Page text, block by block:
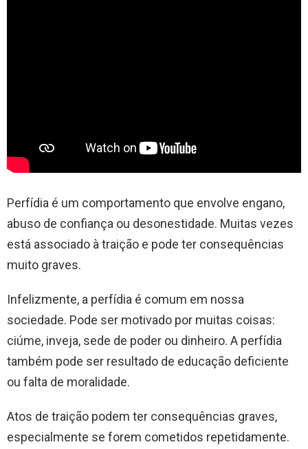
Perfídia é um comportamento que envolve engano,
abuso de confiança ou desonestidade. Muitas vezes
está associado à traição e pode ter consequências
muito graves.
Infelizmente, a perfídia é comum em nossa
sociedade. Pode ser motivado por muitas coisas:
ciúme, inveja, sede de poder ou dinheiro. A perfídia
também pode ser resultado de educação deficiente
ou falta de moralidade.
Atos de traição podem ter consequências graves,
especialmente se forem cometidos repetidamente.